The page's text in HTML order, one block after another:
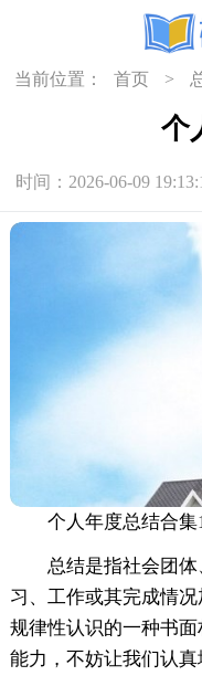
当前位置： 首页 >
个
时间：2026-06-09
个人年度总结合集
总结是指社会团
习、工作或其完成情
规律性认识的一种书
能力，不妨让我们认